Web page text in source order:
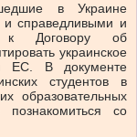
в Украине
и справедливыми и
к Договору об
украинское
ЕС. В документе
студентов в
образовательных
со